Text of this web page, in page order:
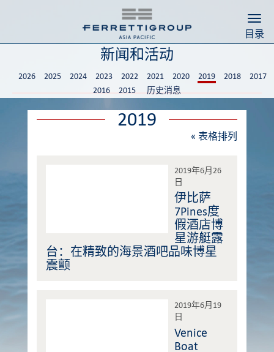
目录
新闻和活动
2026 2025 2024 2023 2022 2021 2020 2019 2018
2017
2016
2015 历史消息
2019
« 表格排列
2019年6月26
日
伊比萨
7Pines度
假酒店博
星游艇露
台：在精致的海景酒吧品味博星
震颤
2019年6月19
日
Venice
Boat